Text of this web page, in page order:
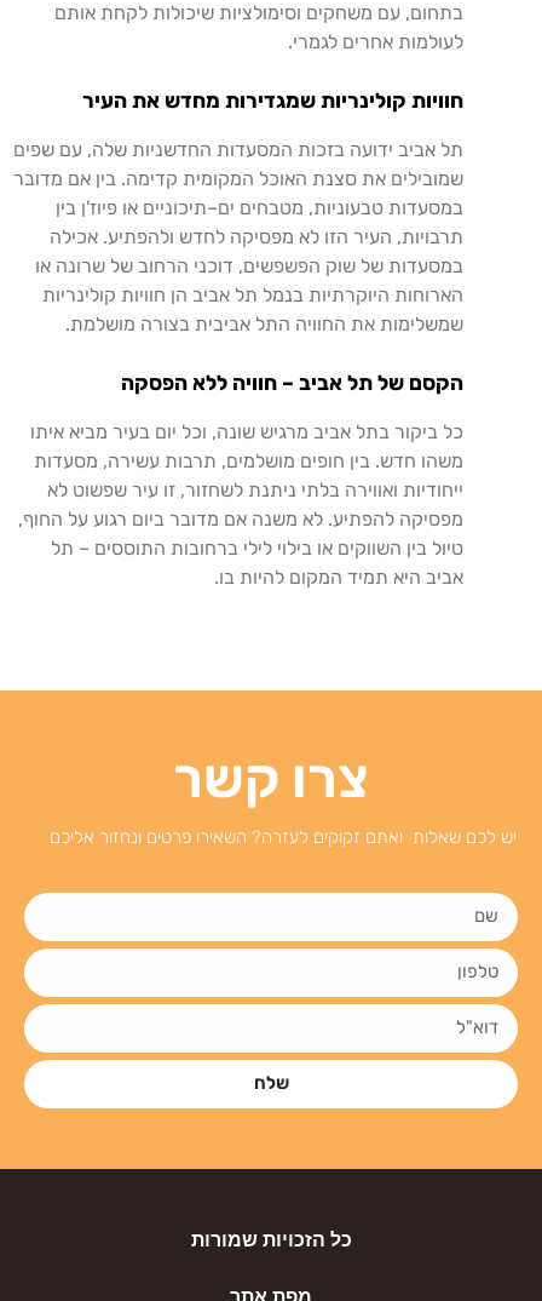
בתחום, עם משחקים וסימולציות שיכולות לקחת אותם
לעולמות אחרים לגמרי.
חוויות קולינריות שמגדירות מחדש את העיר
תל אביב ידועה בזכות המסעדות החדשניות שלה, עם שפים
שמובילים את סצנת האוכל המקומית קדימה. בין אם מדובר
במסעדות טבעוניות, מטבחים ים–תיכוניים או פיוז'ן בין
תרבויות, העיר הזו לא מפסיקה לחדש ולהפתיע. אכילה
במסעדות של שוק הפשפשים, דוכני הרחוב של שרונה או
הארוחות היוקרתיות בנמל תל אביב הן חוויות קולינריות
שמשלימות את החוויה התל אביבית בצורה מושלמת.
הקסם של תל אביב – חוויה ללא הפסקה
כל ביקור בתל אביב מרגיש שונה, וכל יום בעיר מביא איתו
משהו חדש. בין חופים מושלמים, תרבות עשירה, מסעדות
ייחודיות ואווירה בלתי ניתנת לשחזור, זו עיר שפשוט לא
מפסיקה להפתיע. לא משנה אם מדובר ביום רגוע על החוף,
טיול בין השווקים או בילוי לילי ברחובות התוססים – תל
אביב היא תמיד המקום להיות בו.
צרו קשר
יש לכם שאלות ואתם זקוקים לעזרה? השאירו פרטים ונחזור אליכם
שלח
כל הזכויות שמורות
מפת אתר